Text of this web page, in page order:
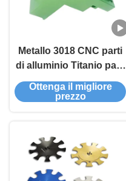
Metallo 3018 CNC parti
di alluminio Titanio parti
di lavorazione CNC
Ottenga il migliore
prezzo